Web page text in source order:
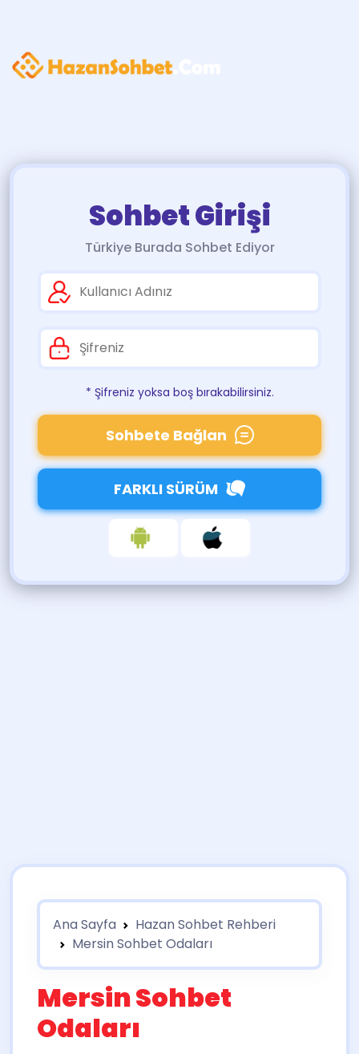
Sohbet Girişi
Türkiye Burada Sohbet Ediyor
* Şifreniz yoksa boş bırakabilirsiniz.
Sohbete Bağlan
FARKLI SÜRÜM
Ana Sayfa
Hazan Sohbet Rehberi
Mersin Sohbet Odaları
Mersin Sohbet
Odaları